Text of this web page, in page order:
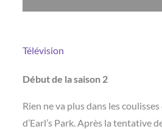
Télévision
Début de la saison 2
Rien ne va plus dans les
d’Earl’s Park. Après la tentative